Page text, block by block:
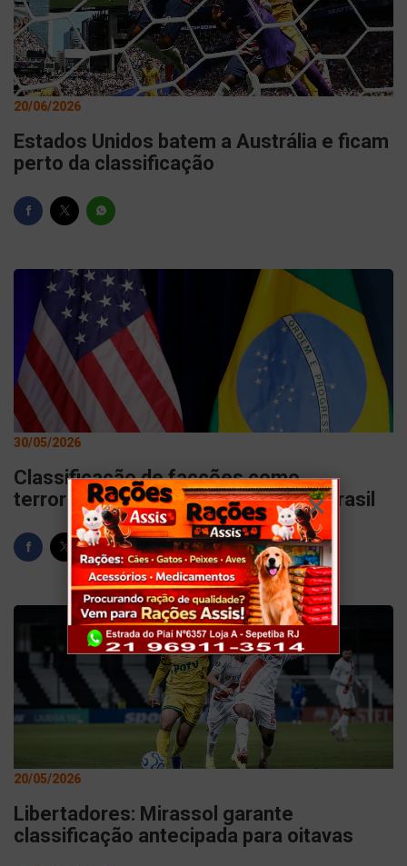
20/06/2026
Estados Unidos batem a Austrália e ficam
perto da classificação
30/05/2026
Classificação de facções como
terroristas prejudica economia do Brasil
20/05/2026
Libertadores: Mirassol garante
classificação antecipada para oitavas